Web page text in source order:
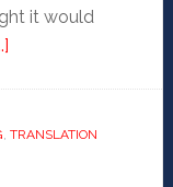
it would
TRANSLATION